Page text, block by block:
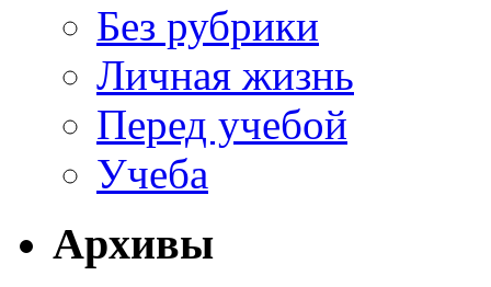
Без рубрики
Личная жизнь
Перед учебой
Учеба
Архивы